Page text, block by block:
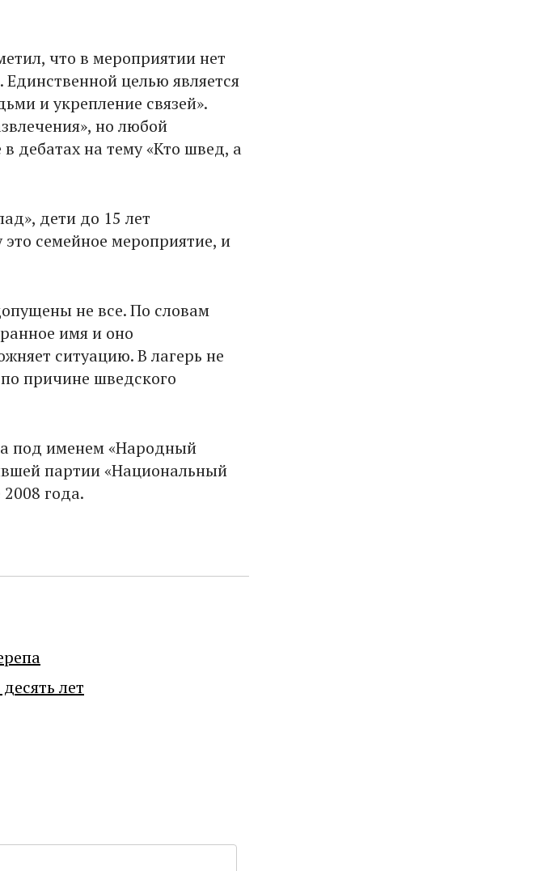
что в мероприятии нет
Единственной целью является
и укрепление связей».
но любой
дебатах на тему «Кто швед, а
дети до 15 лет
семейное мероприятие, и
не все. По словам
имя и оно
ситуацию. В лагерь не
причине шведского
под именем «Народный
партии «Национальный
года.
лет